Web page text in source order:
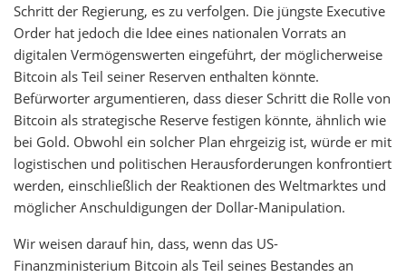
Schritt der Regierung, es zu verfolgen. Die jüngste Executive
Order hat jedoch die Idee eines nationalen Vorrats an
digitalen Vermögenswerten eingeführt, der möglicherweise
Bitcoin als Teil seiner Reserven enthalten könnte.
Befürworter argumentieren, dass dieser Schritt die Rolle von
Bitcoin als strategische Reserve festigen könnte, ähnlich wie
bei Gold. Obwohl ein solcher Plan ehrgeizig ist, würde er mit
logistischen und politischen Herausforderungen konfrontiert
werden, einschließlich der Reaktionen des Weltmarktes und
möglicher Anschuldigungen der Dollar-Manipulation.
Wir weisen darauf hin, dass, wenn das US-
Finanzministerium Bitcoin als Teil seines Bestandes an